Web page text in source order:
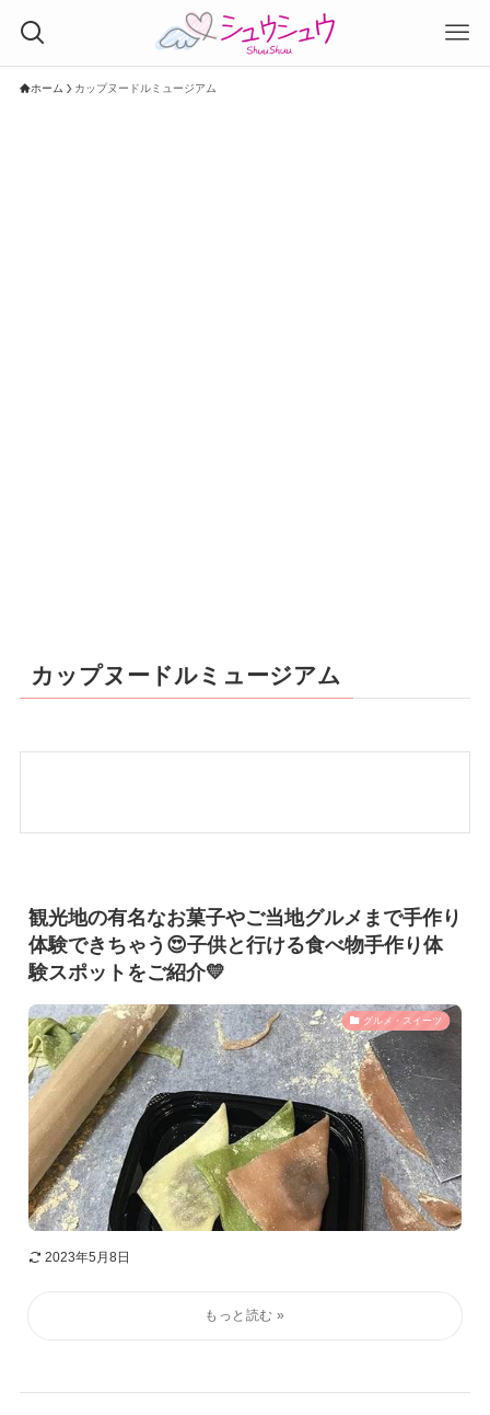
ホーム カップヌードルミュージアム
カップヌードルミュージアム
観光地の有名なお菓子やご当地グルメまで手作り
体験できちゃう😍子供と行ける食べ物手作り体
験スポットをご紹介💛
グルメ・スイーツ
2023年5月8日